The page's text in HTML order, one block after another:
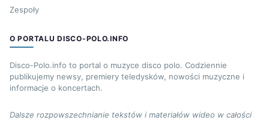
Zespoły
O PORTALU DISCO-POLO.INFO
Disco-Polo.info to portal o muzyce disco polo. Codziennie
publikujemy newsy, premiery teledysków, nowości muzyczne i
informacje o koncertach.
Dalsze rozpowszechnianie tekstów i materiałów wideo w całości